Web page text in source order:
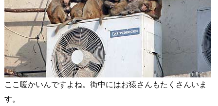
ここ暖かいんですよね。街中にはお猿さんもたくさんいま
す。